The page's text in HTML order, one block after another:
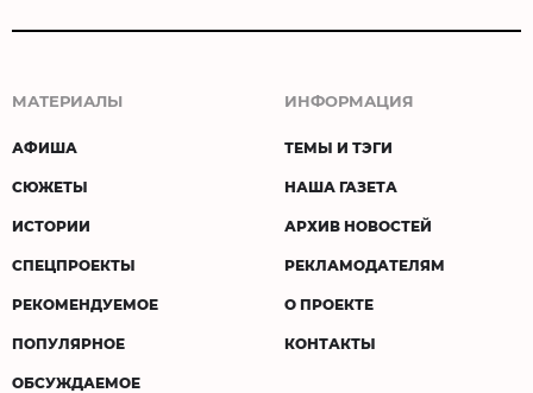
МАТЕРИАЛЫ
АФИША
СЮЖЕТЫ
ИСТОРИИ
СПЕЦПРОЕКТЫ
РЕКОМЕНДУЕМОЕ
ПОПУЛЯРНОЕ
ОБСУЖДАЕМОЕ
ИНФОРМАЦИЯ
ТЕМЫ И ТЭГИ
НАША ГАЗЕТА
АРХИВ НОВОСТЕЙ
РЕКЛАМОДАТЕЛЯМ
О ПРОЕКТЕ
КОНТАКТЫ